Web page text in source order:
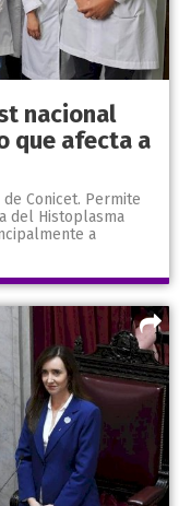
nacional
que afecta a
Conicet. Permite
del Histoplasma
a